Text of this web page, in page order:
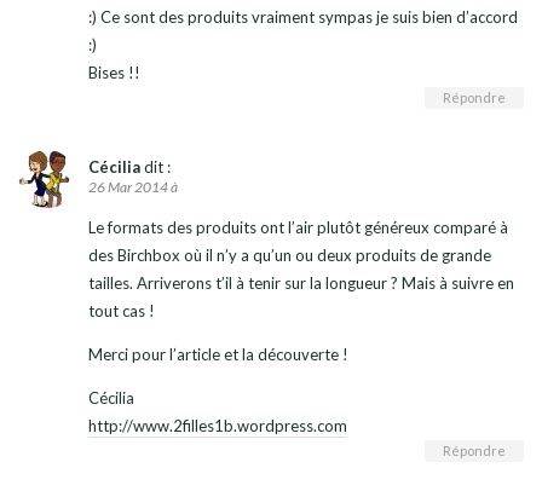
:) Ce sont des produits vraiment sympas je suis bien d’accord
:)
Bises !!
Répondre
Céciliadit :
26 Mar 2014 à
Le formats des produits ont l’air plutôt généreux comparé à
des Birchbox où il n’y a qu’un ou deux produits de grande
tailles. Arriverons t’il à tenir sur la longueur ? Mais à suivre en
tout cas !
Merci pour l’article et la découverte !
Cécilia
http://www.2filles1b.wordpress.com
Répondre